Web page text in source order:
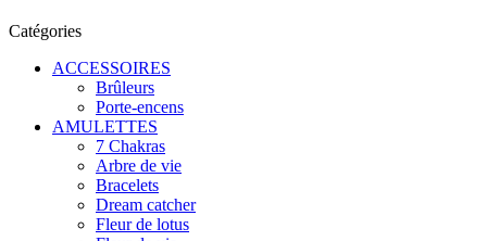
Catégories
ACCESSOIRES
Brûleurs
Porte-encens
AMULETTES
7 Chakras
Arbre de vie
Bracelets
Dream catcher
Fleur de lotus